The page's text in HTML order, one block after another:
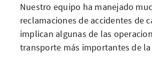
Nuestro equipo ha manejado
reclamaciones de accidentes de
implican algunas de las
transporte más importantes de la